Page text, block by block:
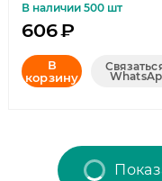
В наличии 500 шт
606₽
В
корзину